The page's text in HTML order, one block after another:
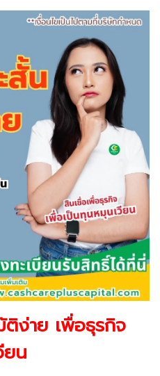
ติง่าย เพื่อธุรกิจ
ยน